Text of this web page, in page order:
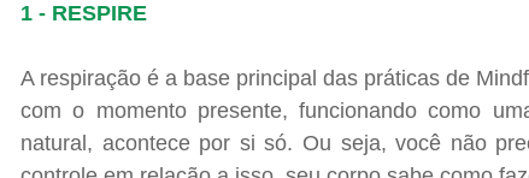
1 - RESPIRE
A respiração é a base principal das práticas de
com o momento presente, funcionando como
natural, acontece por si só. Ou seja, você não